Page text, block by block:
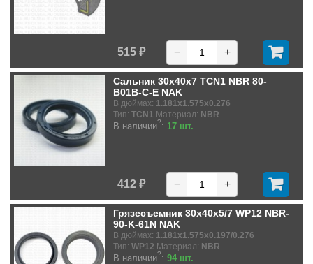
515 ₽ − +
Сальник 30x40x7 TCN1 NBR 80-
B01B-C-E NAK
В дюймах: 1.181x1.575x0.276
Тип: TCN1 Материал: NBR
В наличии?: 17 шт.
412 ₽ − +
Грязесъемник 30x40x5/7 WP12 NBR-
90-K-61N NAK
В дюймах: 1.181x1.575x0.197/0.276
Тип: WP12 Материал: NBR
В наличии?: 94 шт.